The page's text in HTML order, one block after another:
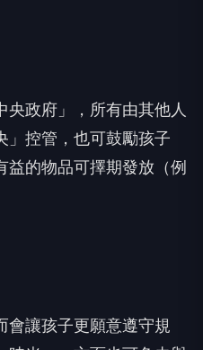
政府」，所有由其他人
」控管，也可鼓勵孩子
益的物品可擇期發放（例
會讓孩子更願意遵守規